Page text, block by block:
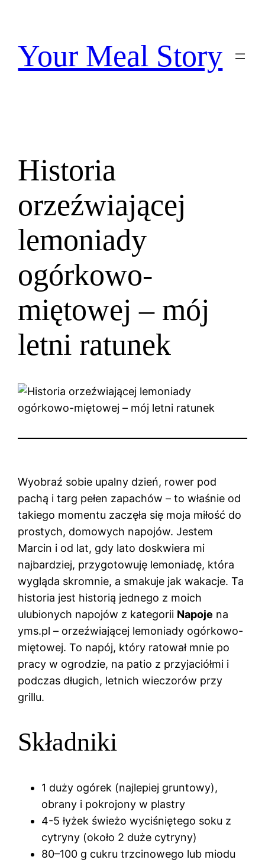
treściYour Meal Story
Historia
orzeźwiającej
lemoniady
ogórkowo-
miętowej – mój
letni ratunek
Wyobraź sobie upalny dzień, rower pod
pachą i targ pełen zapachów – to właśnie od
takiego momentu zaczęła się moja miłość do
prostych, domowych napojów. Jestem
Marcin i od lat, gdy lato doskwiera mi
najbardziej, przygotowuję lemoniadę, która
wygląda skromnie, a smakuje jak wakacje. Ta
historia jest historią jednego z moich
ulubionych napojów z kategorii Napoje na
yms.pl – orzeźwiającej lemoniady ogórkowo-
miętowej. To napój, który ratował mnie po
pracy w ogrodzie, na patio z przyjaciółmi i
podczas długich, letnich wieczorów przy
grillu.
Składniki
1 duży ogórek (najlepiej gruntowy),
obrany i pokrojony w plastry
4-5 łyżek świeżo wyciśniętego soku z
cytryny (około 2 duże cytryny)
80–100 g cukru trzcinowego lub miodu